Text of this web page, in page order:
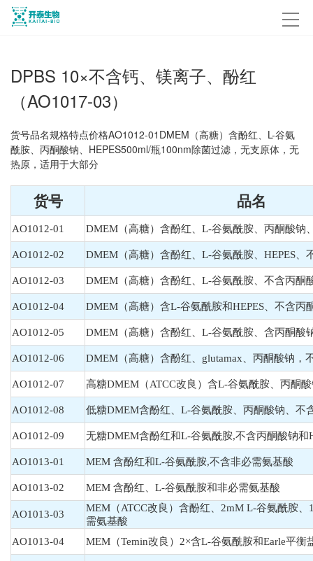
DPBS 10×不含钙、镁离子、酚红
（AO1017-03）
货号品名规格特点价格AO1012-01DMEM（高糖）含酚红、L-谷氨
酰胺、丙酮酸钠、HEPES500ml/瓶100nm除菌过滤，无支原体，无
热原，适用于大部分
货号 品名
AO1012-01 DMEM（高糖）含酚红、L-谷氨酰胺、丙酮酸钠
AO1012-02 DMEM（高糖）含酚红、L-谷氨酰胺、HEPES、
AO1012-03 DMEM（高糖）含酚红、L-谷氨酰胺、不含丙酮
AO1012-04 DMEM（高糖）含L-谷氨酰胺和HEPES、不含丙
AO1012-05 DMEM（高糖）含酚红、L-谷氨酰胺、含丙酮酸
AO1012-06 DMEM（高糖）含酚红、glutamax、丙酮酸钠，
AO1012-07 高糖DMEM（ATCC改良）含L-谷氨酰胺、丙酮
AO1012-08 低糖DMEM含酚红、L-谷氨酰胺、丙酮酸钠、不
AO1012-09 无糖DMEM含酚红和L-谷氨酰胺,不含丙酮酸钠和
AO1013-01 MEM 含酚红和L-谷氨酰胺,不含非必需氨基酸
AO1013-02 MEM 含酚红、L-谷氨酰胺和非必需氨基酸
AO1013-03
MEM（ATCC改良）含酚红、2mM L-谷氨酰胺
需氨基酸
AO1013-04
MEM（Temin改良）2×含L-谷氨酰胺和Earle平衡